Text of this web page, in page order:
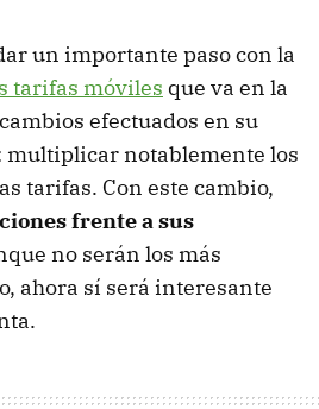
un importante paso con la
tarifas móviles que va en la
efectuados en su
multiplicar notablemente los
tarifas. Con este cambio,
frente a sus
no serán los más
ahora sí será interesante